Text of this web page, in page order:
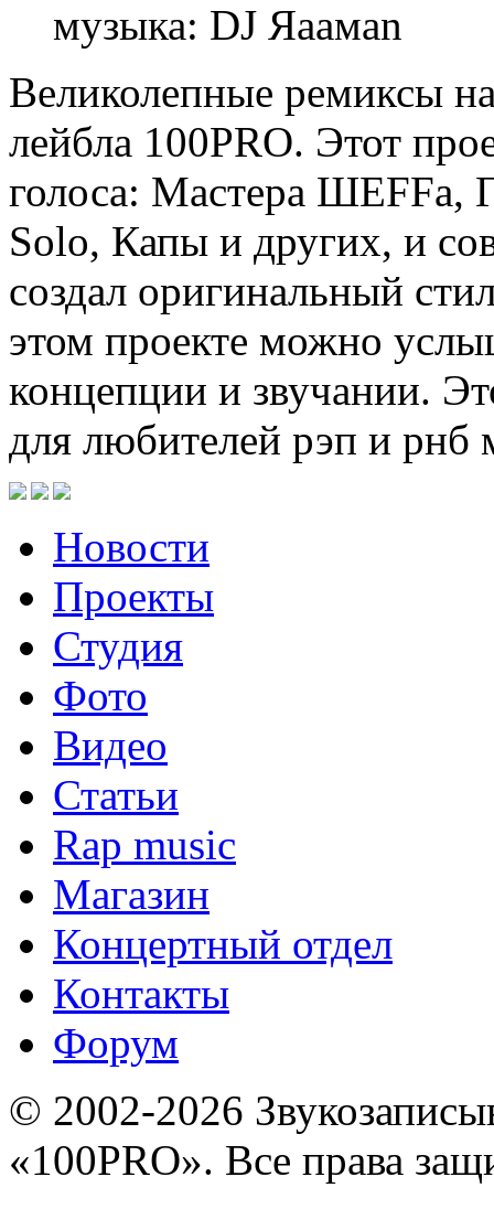
музыка: DJ Яaaмаn
Великолепные ремиксы
лейбла 100PRO. Этот
голоса: Мастера ШЕFFа,
Solo, Капы и других, и
создал оригинальный
этом проекте можно
концепции и звучании.
для любителей рэп и рнб
Новости
Проекты
Студия
Фото
Видео
Статьи
Rap music
Магазин
Концертный отдел
Контакты
Форум
© 2002-2026
«100PRO». Все права